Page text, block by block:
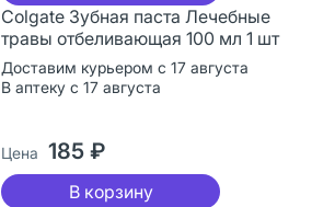
Colgate Зубная паста Лечебные
травы отбеливающая 100 мл 1 шт
Доставим курьером с 17 августа
В аптеку с 17 августа
Цена 185 ₽
В корзину